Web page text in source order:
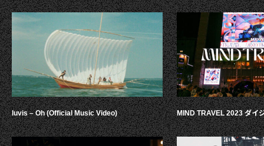
luvis – Oh (Official Music Video) MIND TRAVEL 2023 ダイ